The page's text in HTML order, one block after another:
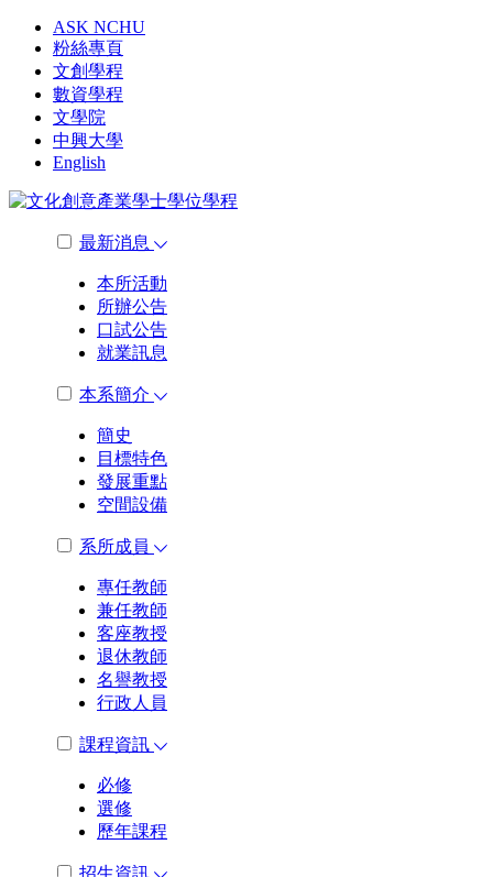
ASK NCHU
粉絲專頁
文創學程
數資學程
文學院
中興大學
English
最新消息
本所活動
所辦公告
口試公告
就業訊息
本系簡介
簡史
目標特色
發展重點
空間設備
系所成員
專任教師
兼任教師
客座教授
退休教師
名譽教授
行政人員
課程資訊
必修
選修
歷年課程
招生資訊